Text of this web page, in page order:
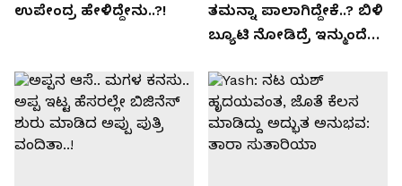
ಉಪೇಂದ್ರ ಹೇಳಿದ್ದೇನು..?!
ತಮನ್ನಾ ಪಾಲಾಗಿದ್ದೇಕೆ..? ಬಿಳಿ
ಬ್ಯೂಟಿ ನೋಡಿದ್ರೆ ಇನ್ಮುಂದೆ